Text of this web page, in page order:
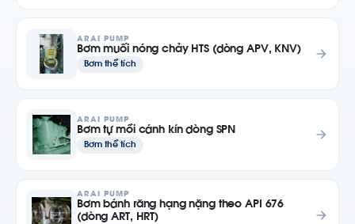
ARAI PUMP
Bơm muối nóng chảy HTS (dòng APV, KNV)
Bơm thể tích
ARAI PUMP
Bơm tự mồi cánh kín dòng SPN
Bơm thể tích
ARAI PUMP
Bơm bánh răng hạng nặng theo API 676
(dòng ART, HRT)